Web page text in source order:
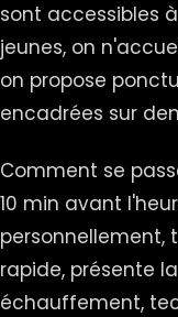
sont accessibles
jeunes, on
on propose
encadrées sur
Comment se
10 min avant
personnellement,
rapide, présente
échauffement,